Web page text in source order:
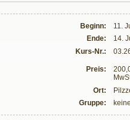
Beginn:
11.
Ende:
14.
Kurs-Nr.:
Preis:
Ort:
Gruppe: